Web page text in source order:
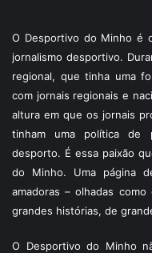
O Desportivo do Minho é
jornalismo desportivo.
regional, que tinha uma
com jornais regionais e
altura em que os jornais
tinham uma política de
desporto. É essa paixão
do Minho. Uma página
amadoras – olhadas
grandes histórias, de
O Desportivo do Minho